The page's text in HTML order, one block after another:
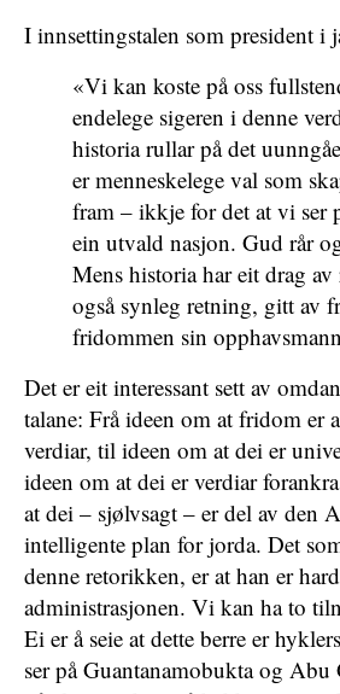
I innsettingstalen som president i
«Vi kan koste på oss
endelege sigeren i denne
historia rullar på det
er menneskelege val som
fram – ikkje for det at vi ser
ein utvald nasjon. Gud rår
Mens historia har eit drag
også synleg retning, gitt av
fridommen sin
Det er eit interessant sett av
talane: Frå ideen om at fridom er
verdiar, til ideen om at dei er
ideen om at dei er verdiar
at dei – sjølvsagt – er del av den
intelligente plan for jorda. Det
denne retorikken, er at han er
administrasjonen. Vi kan ha to
Ei er å seie at dette berre er
ser på Guantanamobukta og